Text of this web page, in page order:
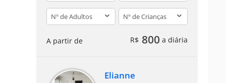
adults children
A partir de R$ 800 a diária
Elianne